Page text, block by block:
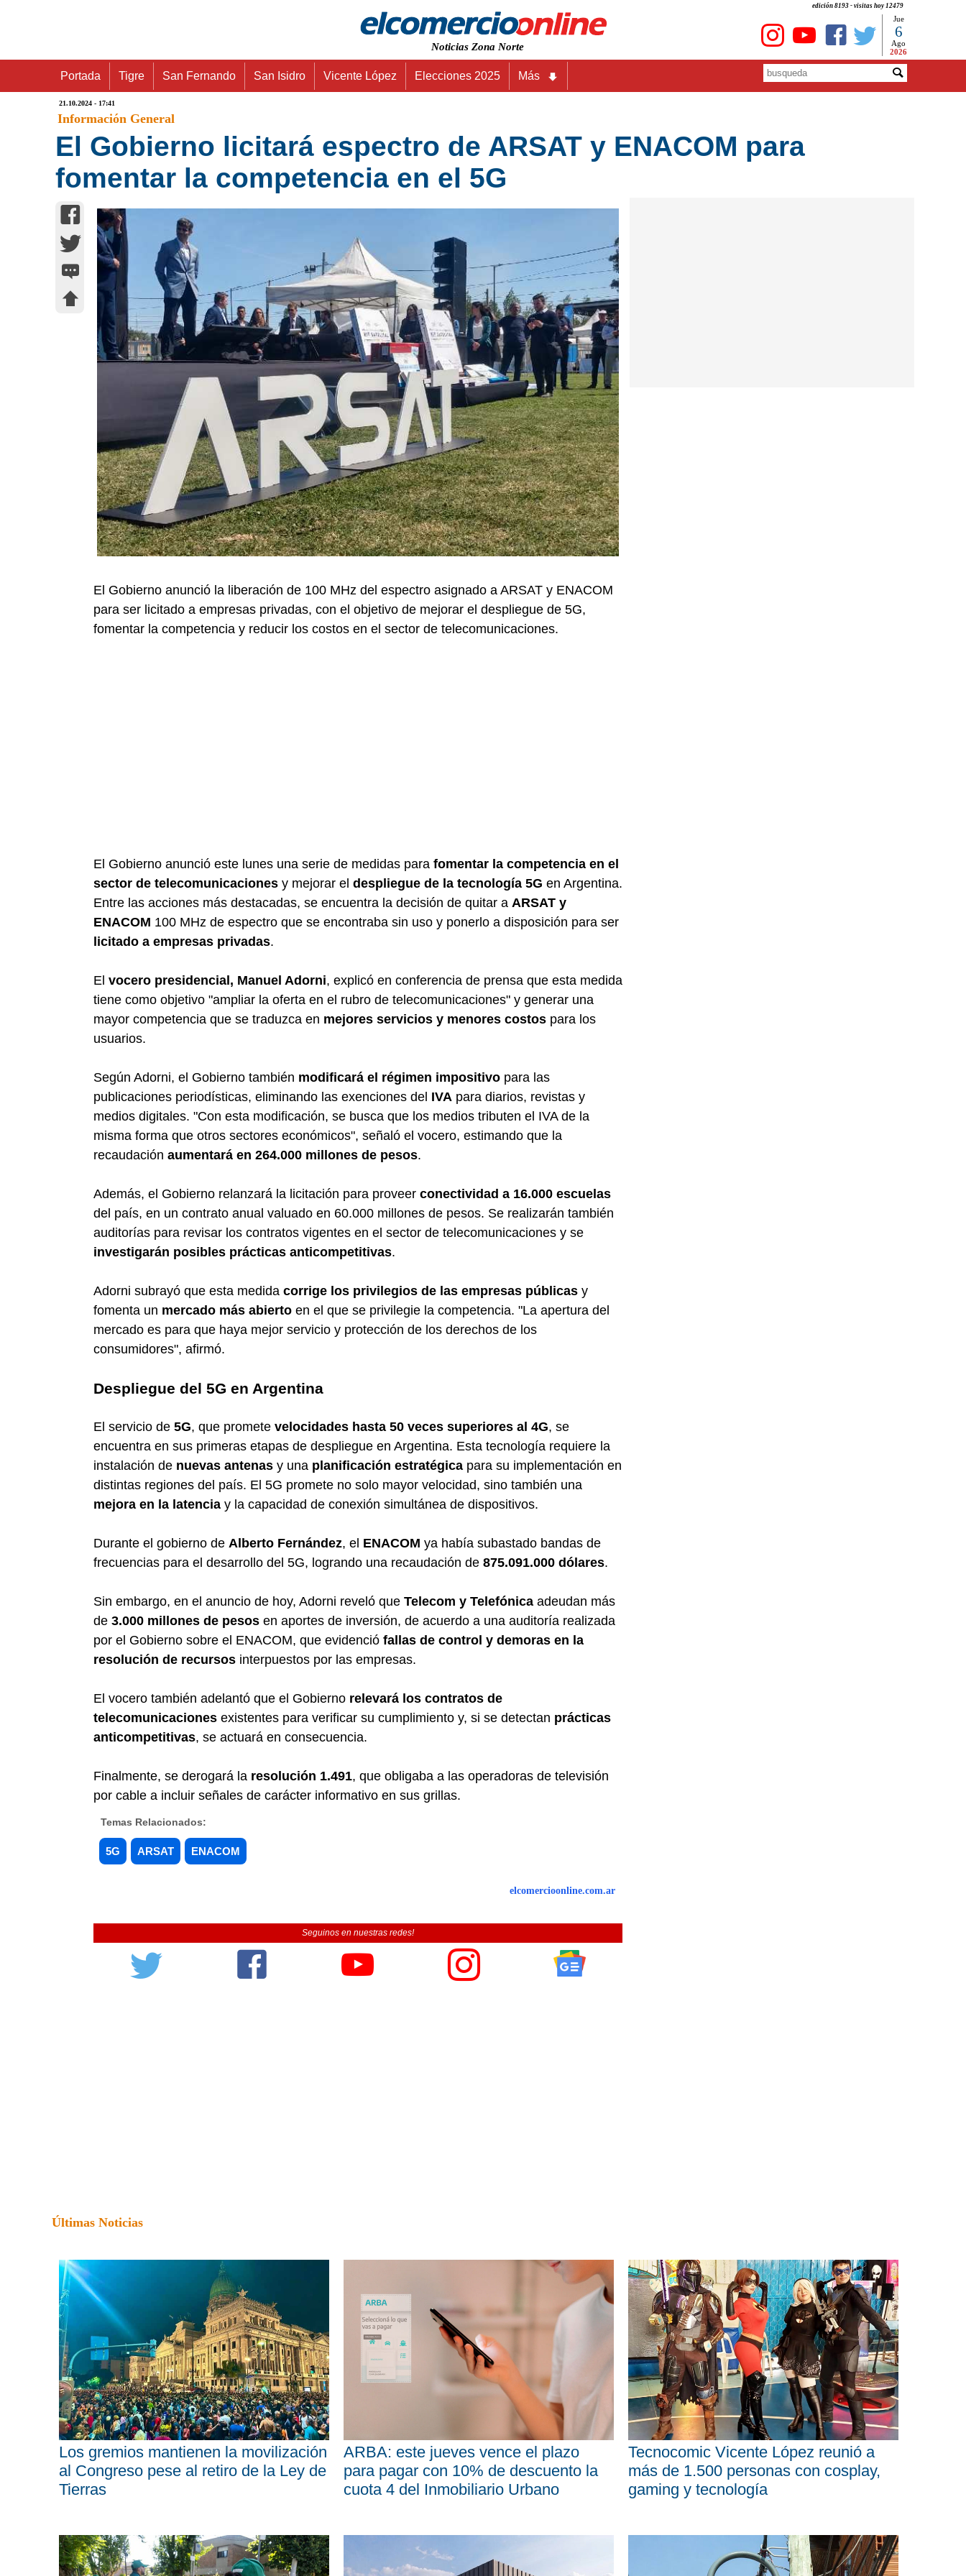
edición 8193 - visitas hoy 12479
Noticias Zona Norte
Jue
6
Ago
2026
Portada Tigre San Fernando San Isidro Vicente López Elecciones 2025 Más
21.10.2024 - 17:41
Información General
El Gobierno licitará espectro de ARSAT y ENACOM para
fomentar la competencia en el 5G
El Gobierno anunció la liberación de 100 MHz del espectro asignado a ARSAT y ENACOM
para ser licitado a empresas privadas, con el objetivo de mejorar el despliegue de 5G,
fomentar la competencia y reducir los costos en el sector de telecomunicaciones.
El Gobierno anunció este lunes una serie de medidas para fomentar la competencia en el
sector de telecomunicaciones y mejorar el despliegue de la tecnología 5G en Argentina.
Entre las acciones más destacadas, se encuentra la decisión de quitar a ARSAT y
ENACOM 100 MHz de espectro que se encontraba sin uso y ponerlo a disposición para ser
licitado a empresas privadas.
El vocero presidencial, Manuel Adorni, explicó en conferencia de prensa que esta medida
tiene como objetivo "ampliar la oferta en el rubro de telecomunicaciones" y generar una
mayor competencia que se traduzca en mejores servicios y menores costos para los
usuarios.
Según Adorni, el Gobierno también modificará el régimen impositivo para las
publicaciones periodísticas, eliminando las exenciones del IVA para diarios, revistas y
medios digitales. "Con esta modificación, se busca que los medios tributen el IVA de la
misma forma que otros sectores económicos", señaló el vocero, estimando que la
recaudación aumentará en 264.000 millones de pesos.
Además, el Gobierno relanzará la licitación para proveer conectividad a 16.000 escuelas
del país, en un contrato anual valuado en 60.000 millones de pesos. Se realizarán también
auditorías para revisar los contratos vigentes en el sector de telecomunicaciones y se
investigarán posibles prácticas anticompetitivas.
Adorni subrayó que esta medida corrige los privilegios de las empresas públicas y
fomenta un mercado más abierto en el que se privilegie la competencia. "La apertura del
mercado es para que haya mejor servicio y protección de los derechos de los
consumidores", afirmó.
Despliegue del 5G en Argentina
El servicio de 5G, que promete velocidades hasta 50 veces superiores al 4G, se
encuentra en sus primeras etapas de despliegue en Argentina. Esta tecnología requiere la
instalación de nuevas antenas y una planificación estratégica para su implementación en
distintas regiones del país. El 5G promete no solo mayor velocidad, sino también una
mejora en la latencia y la capacidad de conexión simultánea de dispositivos.
Durante el gobierno de Alberto Fernández, el ENACOM ya había subastado bandas de
frecuencias para el desarrollo del 5G, logrando una recaudación de 875.091.000 dólares.
Sin embargo, en el anuncio de hoy, Adorni reveló que Telecom y Telefónica adeudan más
de 3.000 millones de pesos en aportes de inversión, de acuerdo a una auditoría realizada
por el Gobierno sobre el ENACOM, que evidenció fallas de control y demoras en la
resolución de recursos interpuestos por las empresas.
El vocero también adelantó que el Gobierno relevará los contratos de
telecomunicaciones existentes para verificar su cumplimiento y, si se detectan prácticas
anticompetitivas, se actuará en consecuencia.
Finalmente, se derogará la resolución 1.491, que obligaba a las operadoras de televisión
por cable a incluir señales de carácter informativo en sus grillas.
Temas Relacionados:
5G ARSAT ENACOM
elcomercioonline.com.ar
Seguinos en nuestras redes!
Últimas Noticias
Los gremios mantienen la movilización
al Congreso pese al retiro de la Ley de
Tierras
ARBA: este jueves vence el plazo
para pagar con 10% de descuento la
cuota 4 del Inmobiliario Urbano
Tecnocomic Vicente López reunió a
más de 1.500 personas con cosplay,
gaming y tecnología